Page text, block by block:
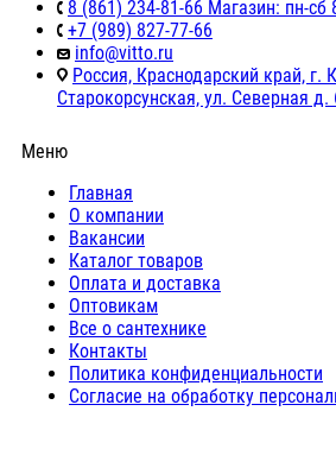
8 (861) 234-81-66 Магазин: пн-сб
+7 (989) 827-77-66
info@vitto.ru
Россия, Краснодарский край, г.
Старокорсунская, ул. Северная д.
Меню
Главная
О компании
Вакансии
Каталог товаров
Оплата и доставка
Оптовикам
Все о сантехнике
Контакты
Политика конфиденциальности
Согласие на обработку